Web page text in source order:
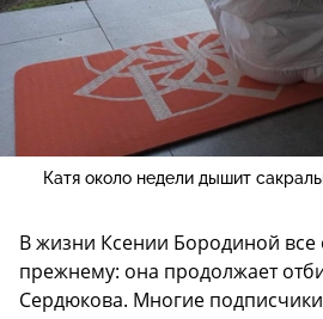
Катя около недели дышит
В жизни Ксении Бородиной все
прежнему: она продолжает
Сердюкова. Многие